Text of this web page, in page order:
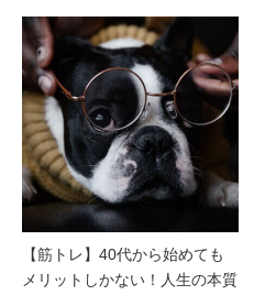
【筋トレ】40代から始めても
メリットしかない！人生の本質